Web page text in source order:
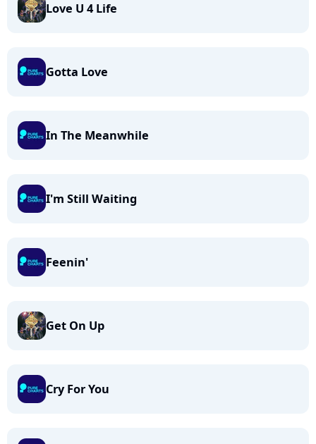
Love U 4 Life
Gotta Love
In The Meanwhile
I'm Still Waiting
Feenin'
Get On Up
Cry For You